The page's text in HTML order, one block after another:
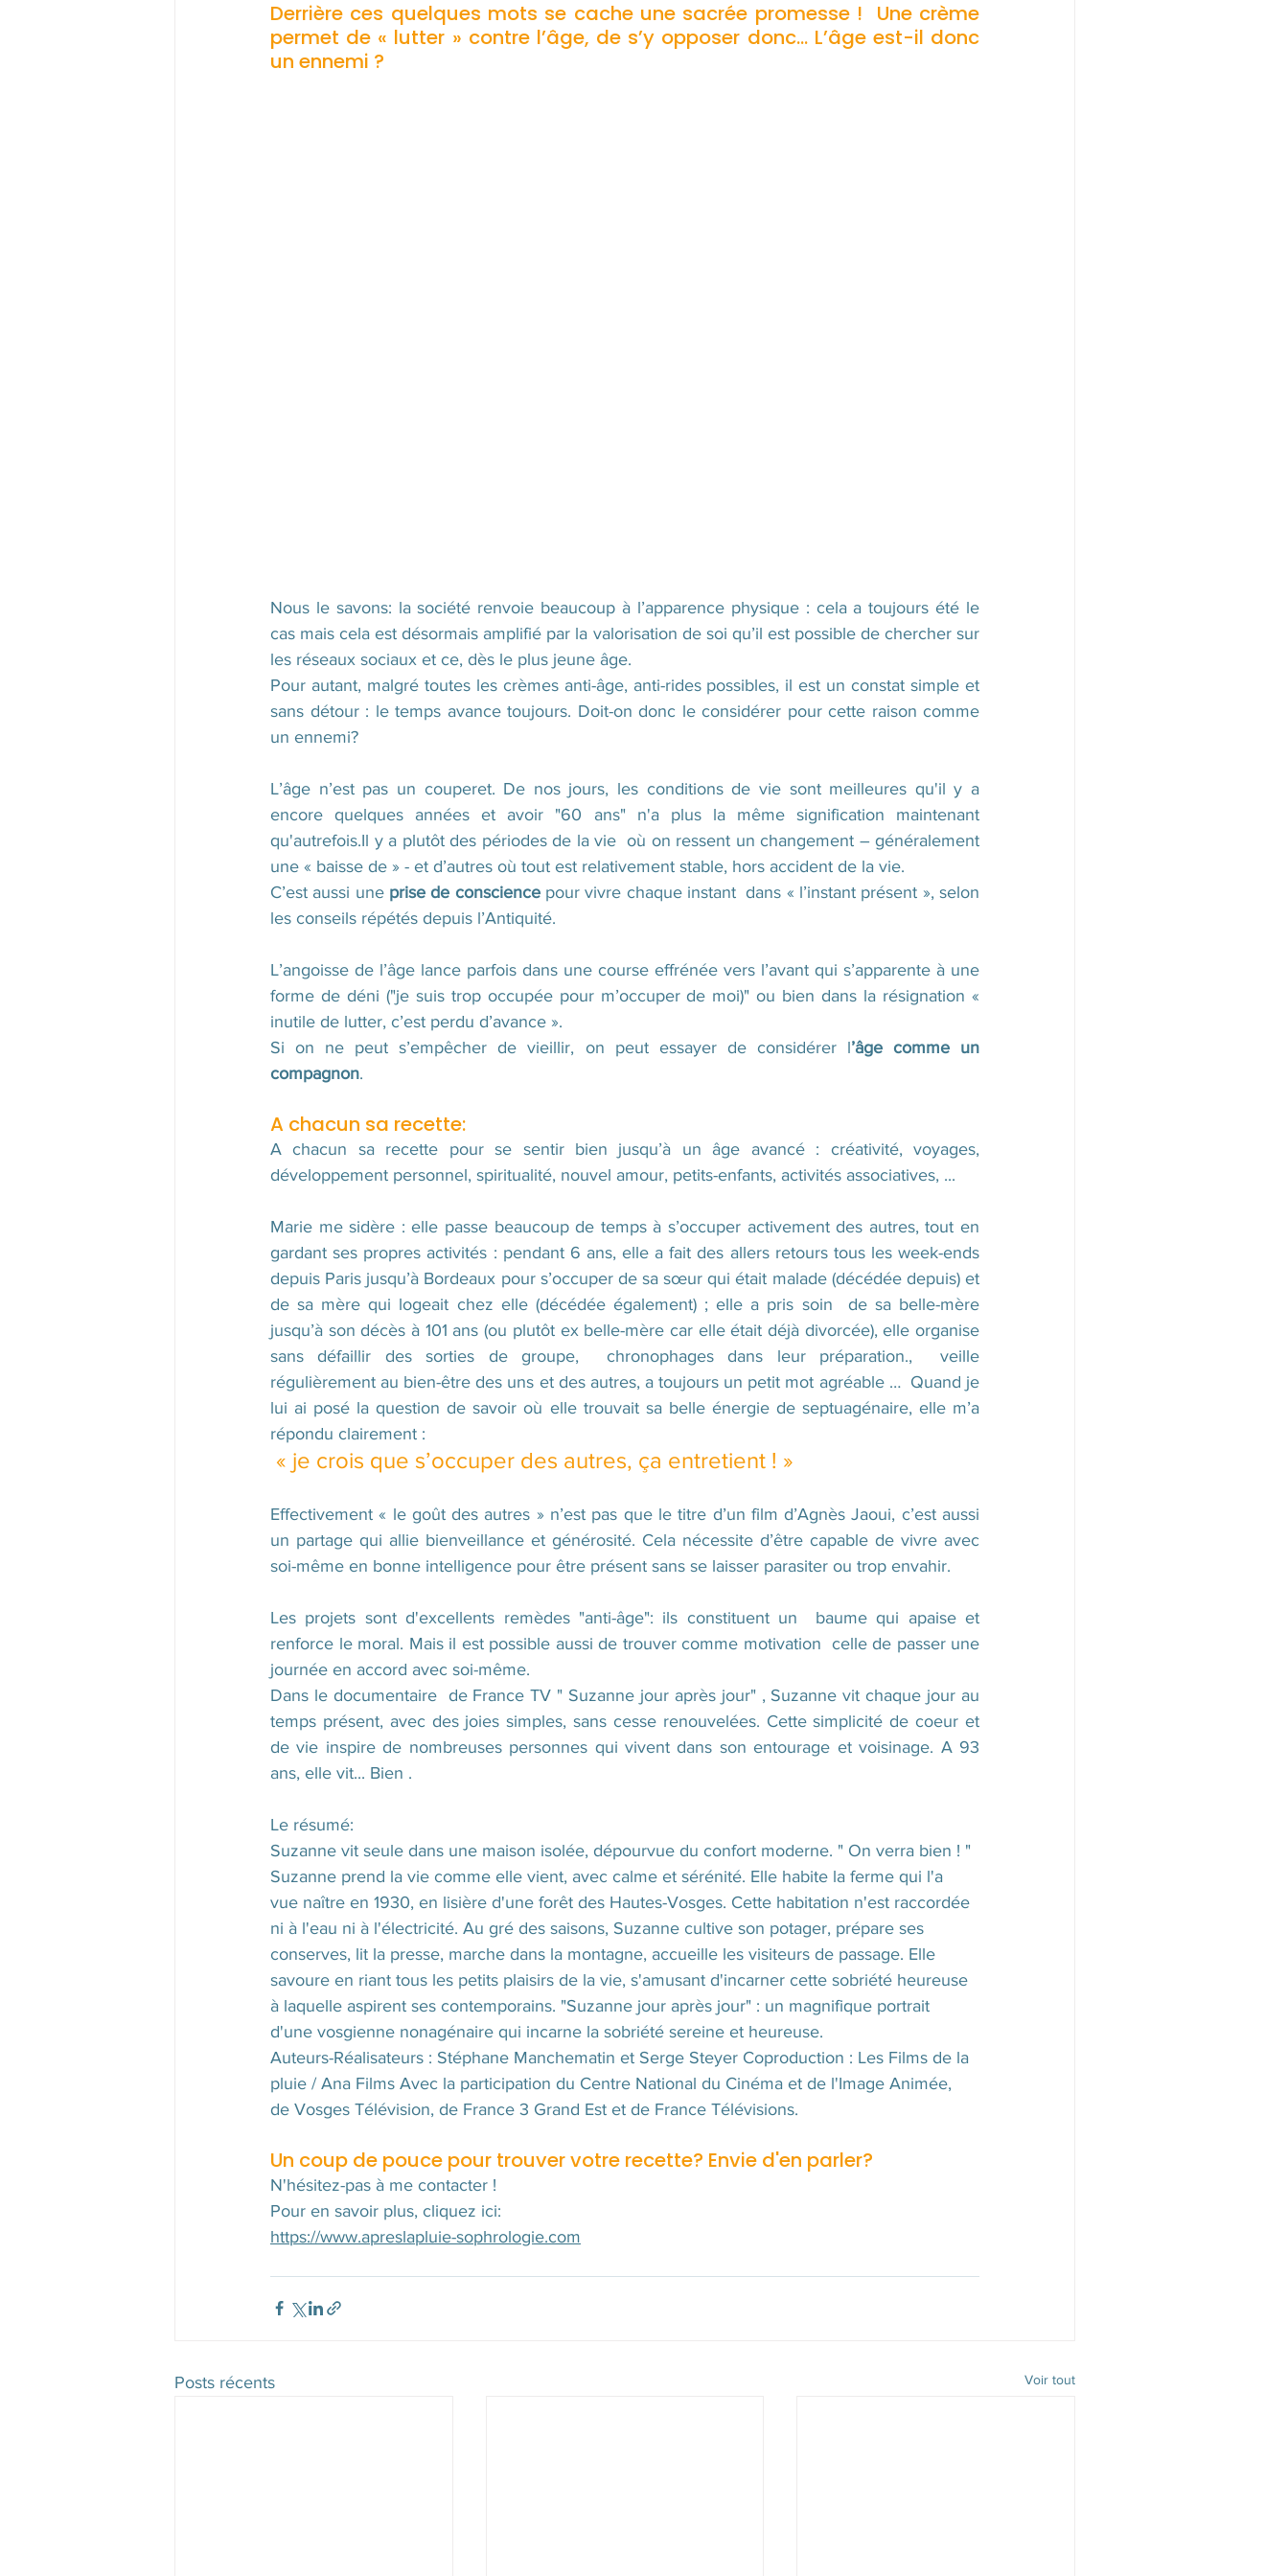
Derrière ces quelques mots se cache une sacrée promesse !  Une crème
permet de « lutter » contre l’âge, de s’y opposer donc… L’âge est-il donc
un ennemi ?
Nous le savons: la société renvoie beaucoup à l’apparence physique : cela a toujours été le
cas mais cela est désormais amplifié par la valorisation de soi qu’il est possible de chercher sur
les réseaux sociaux et ce, dès le plus jeune âge.
Pour autant, malgré toutes les crèmes anti-âge, anti-rides possibles, il est un constat simple et
sans détour : le temps avance toujours. Doit-on donc le considérer pour cette raison comme
un ennemi?
L’âge n’est pas un couperet. De nos jours, les conditions de vie sont meilleures qu'il y a
encore quelques années et avoir "60 ans" n'a plus la même signification maintenant
qu'autrefois.Il y a plutôt des périodes de la vie  où on ressent un changement – généralement
une « baisse de » - et d’autres où tout est relativement stable, hors accident de la vie.
C’est aussi une prise de conscience pour vivre chaque instant  dans « l’instant présent », selon
les conseils répétés depuis l’Antiquité.
L’angoisse de l’âge lance parfois dans une course effrénée vers l’avant qui s’apparente à une
forme de déni ("je suis trop occupée pour m’occuper de moi)" ou bien dans la résignation «
inutile de lutter, c’est perdu d’avance ».
Si on ne peut s’empêcher de vieillir, on peut essayer de considérer l’âge comme un
compagnon.
A chacun sa recette:
A chacun sa recette pour se sentir bien jusqu’à un âge avancé : créativité, voyages,
développement personnel, spiritualité, nouvel amour, petits-enfants, activités associatives, ...
Marie me sidère : elle passe beaucoup de temps à s’occuper activement des autres, tout en
gardant ses propres activités : pendant 6 ans, elle a fait des allers retours tous les week-ends
depuis Paris jusqu’à Bordeaux pour s’occuper de sa sœur qui était malade (décédée depuis) et
de sa mère qui logeait chez elle (décédée également) ; elle a pris soin  de sa belle-mère
jusqu’à son décès à 101 ans (ou plutôt ex belle-mère car elle était déjà divorcée), elle organise
sans défaillir des sorties de groupe,  chronophages dans leur préparation.,  veille
régulièrement au bien-être des uns et des autres, a toujours un petit mot agréable …  Quand je
lui ai posé la question de savoir où elle trouvait sa belle énergie de septuagénaire, elle m’a
répondu clairement :
« je crois que s’occuper des autres, ça entretient ! »
Effectivement « le goût des autres » n’est pas que le titre d’un film d’Agnès Jaoui, c’est aussi
un partage qui allie bienveillance et générosité. Cela nécessite d’être capable de vivre avec
soi-même en bonne intelligence pour être présent sans se laisser parasiter ou trop envahir.
Les projets sont d'excellents remèdes "anti-âge": ils constituent un  baume qui apaise et
renforce le moral. Mais il est possible aussi de trouver comme motivation  celle de passer une
journée en accord avec soi-même.
Dans le documentaire  de France TV " Suzanne jour après jour" , Suzanne vit chaque jour au
temps présent, avec des joies simples, sans cesse renouvelées. Cette simplicité de coeur et
de vie inspire de nombreuses personnes qui vivent dans son entourage et voisinage. A 93
ans, elle vit... Bien .
Le résumé:
Suzanne vit seule dans une maison isolée, dépourvue du confort moderne. " On verra bien ! "
Suzanne prend la vie comme elle vient, avec calme et sérénité. Elle habite la ferme qui l'a
vue naître en 1930, en lisière d'une forêt des Hautes-Vosges. Cette habitation n'est raccordée
ni à l'eau ni à l'électricité. Au gré des saisons, Suzanne cultive son potager, prépare ses
conserves, lit la presse, marche dans la montagne, accueille les visiteurs de passage. Elle
savoure en riant tous les petits plaisirs de la vie, s'amusant d'incarner cette sobriété heureuse
à laquelle aspirent ses contemporains. "Suzanne jour après jour" : un magnifique portrait
d'une vosgienne nonagénaire qui incarne la sobriété sereine et heureuse.
Auteurs-Réalisateurs : Stéphane Manchematin et Serge Steyer Coproduction : Les Films de la
pluie / Ana Films Avec la participation du Centre National du Cinéma et de l'Image Animée,
de Vosges Télévision, de France 3 Grand Est et de France Télévisions.
Un coup de pouce pour trouver votre recette? Envie d'en parler?
N'hésitez-pas à me contacter !
Pour en savoir plus, cliquez ici:
https://www.apreslapluie-sophrologie.com
Posts récents Voir tout